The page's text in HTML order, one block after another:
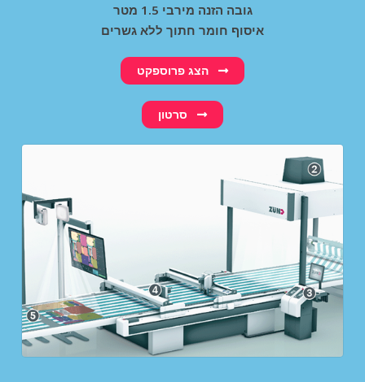
גובה הזנה מירבי 1.5 מטר
איסוף חומר חתוך ללא גשרים
הצג פרוספקט
סרטון